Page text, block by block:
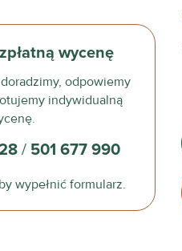
wycenę
odpowiemy
indywidualną
/ 501 677 990
wypełnić formularz.